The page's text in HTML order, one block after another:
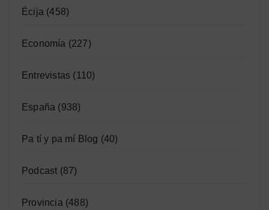
Écija (458)
Economía (227)
Entrevistas (110)
España (938)
Pa tí y pa mí Blog (40)
Podcast (87)
Provincia (488)